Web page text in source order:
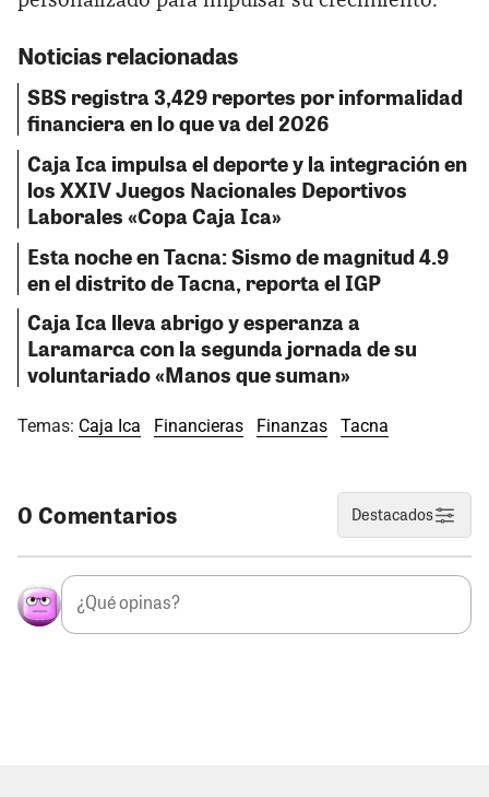
Noticias relacionadas
SBS registra 3,429 reportes por informalidad
financiera en lo que va del 2026
Caja Ica impulsa el deporte y la integración en
los XXIV Juegos Nacionales Deportivos
Laborales «Copa Caja Ica»
Esta noche en Tacna: Sismo de magnitud 4.9
en el distrito de Tacna, reporta el IGP
Caja Ica lleva abrigo y esperanza a
Laramarca con la segunda jornada de su
voluntariado «Manos que suman»
Temas: Caja Ica Financieras Finanzas Tacna
0 Comentarios Destacados